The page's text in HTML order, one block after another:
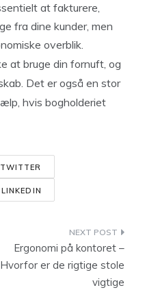
at fakturere,
fra dine kunder, men
overblik.
at bruge din fornuft, og
Det er også en stor
hvis bogholderiet
TWITTER
LINKEDIN
Ergonomi på kontoret –
Hvorfor er de rigtige stole
vigtige